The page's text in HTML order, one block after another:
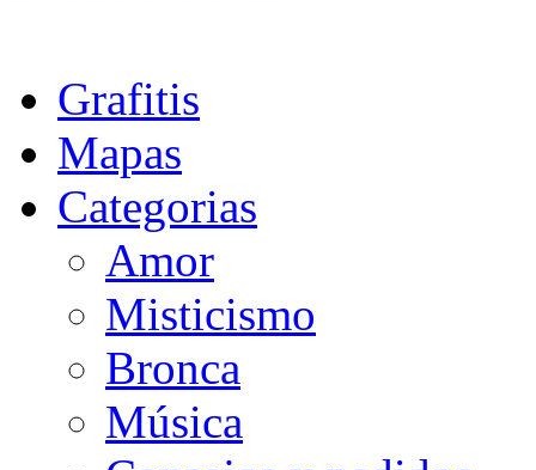
Grafitis
Mapas
Categorias
Amor
Misticismo
Bronca
Música